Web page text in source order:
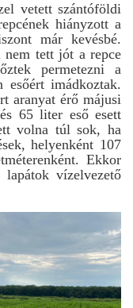
vetett szántóföldi
hiányzott a
már kevésbé.
nem tett jót a repce
permetezni a
esőért imádkoztak.
aranyat érő májusi
65 liter eső esett
volna túl sok, ha
helyenként 107
Ekkor
vízelvezető